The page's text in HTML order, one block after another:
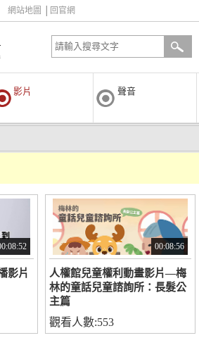
網站地圖 回官網
影片 聲音
影片
00:08:56
人權館兒童權利動畫影片—梅
林的童話兒童諮詢所：長髮公
主篇
觀看人數:553